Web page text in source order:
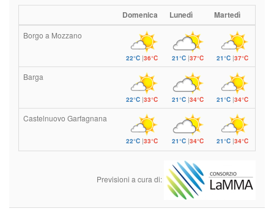
Domenica Lunedì Martedì
Borgo a Mozzano
22°C|36°C 21°C|37°C 21°C |37°C
Barga
22°C|33°C 21°C|34°C 21°C |34°C
Castelnuovo Garfagnana
22°C|33°C 21°C|34°C 21°C |34°C
Previsioni a cura di: